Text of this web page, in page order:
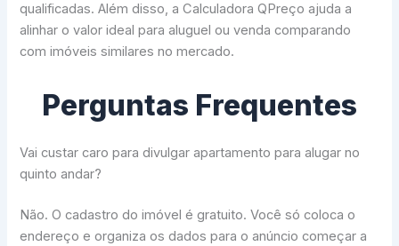
qualificadas. Além disso, a Calculadora QPreço ajuda a
alinhar o valor ideal para aluguel ou venda comparando
com imóveis similares no mercado.
Perguntas Frequentes
Vai custar caro para divulgar apartamento para alugar no
quinto andar?
Não. O cadastro do imóvel é gratuito. Você só coloca o
endereço e organiza os dados para o anúncio começar a